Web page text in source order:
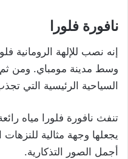
نافورة فلورا
إنه نصب للإلهة الرومانية
وسط مدينة مومباي. ومن
السياحية الرئيسية التي
تنفث نافورة فلورا مياه
يجعلها وجهة مثالية للنزهات
أجمل الصور التذكارية.